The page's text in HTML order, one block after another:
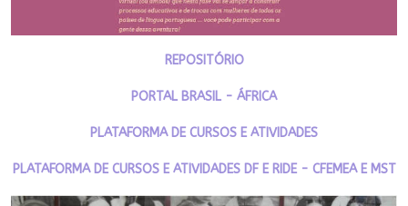
REPOSITÓRIO
PORTAL BRASIL - ÁFRICA
PLATAFORMA DE CURSOS E ATIVIDADES
PLATAFORMA DE CURSOS E ATIVIDADES DF E RIDE - CFEMEA E MST